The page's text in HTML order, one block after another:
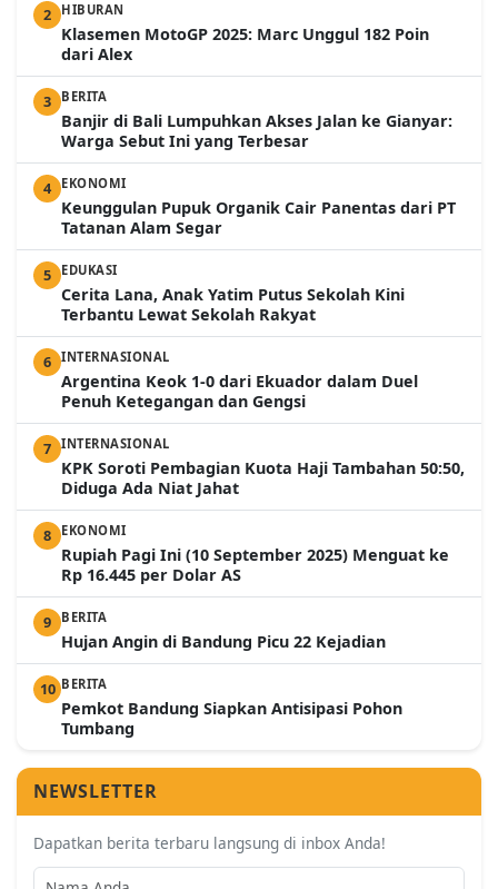
2 HIBURAN
Klasemen MotoGP 2025: Marc Unggul 182 Poin
dari Alex
3 BERITA
Banjir di Bali Lumpuhkan Akses Jalan ke Gianyar:
Warga Sebut Ini yang Terbesar
4 EKONOMI
Keunggulan Pupuk Organik Cair Panentas dari PT
Tatanan Alam Segar
5 EDUKASI
Cerita Lana, Anak Yatim Putus Sekolah Kini
Terbantu Lewat Sekolah Rakyat
6 INTERNASIONAL
Argentina Keok 1-0 dari Ekuador dalam Duel
Penuh Ketegangan dan Gengsi
7 INTERNASIONAL
KPK Soroti Pembagian Kuota Haji Tambahan 50:50,
Diduga Ada Niat Jahat
8 EKONOMI
Rupiah Pagi Ini (10 September 2025) Menguat ke
Rp 16.445 per Dolar AS
9 BERITA
Hujan Angin di Bandung Picu 22 Kejadian
10 BERITA
Pemkot Bandung Siapkan Antisipasi Pohon
Tumbang
NEWSLETTER
Dapatkan berita terbaru langsung di inbox Anda!